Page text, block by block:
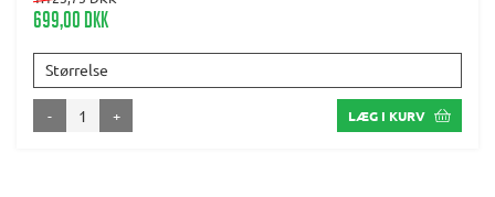
699,00 DKK
Størrelse
- + LÆG I KURV